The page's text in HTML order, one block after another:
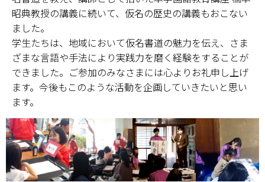
国際交流・留学
奈良国立大学機構
図書館
教育資料館
ESD・SDGsセンター
情報センター
昭典教授の講義に続いて、仮名の歴史の講義もおこない
ました。
学生たちは、地域において仮名書道の魅力を伝え、さま
ざまな言語や手法により実践力を磨く経験をすることが
できました。ご参加のみなさまには心よりお礼申し上げ
ます。今後もこのような活動を企画していきたいと思い
ます。